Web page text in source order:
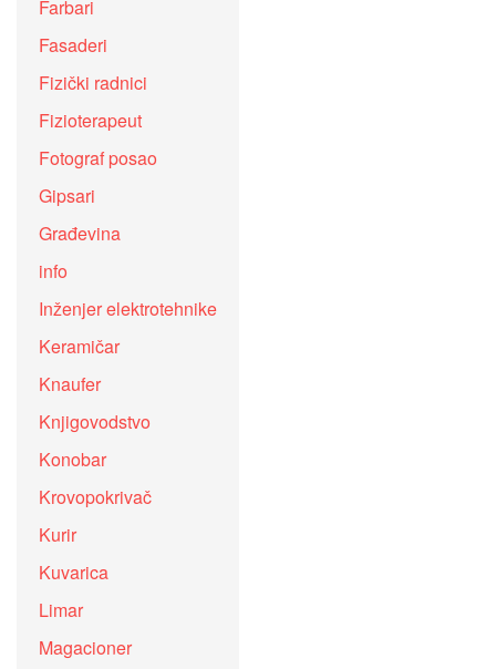
Farbari
Fasaderi
Fizički radnici
Fizioterapeut
Fotograf posao
Gipsari
Građevina
info
Inženjer elektrotehnike
Keramičar
Knaufer
Knjigovodstvo
Konobar
Krovopokrivač
Kurir
Kuvarica
Limar
Magacioner